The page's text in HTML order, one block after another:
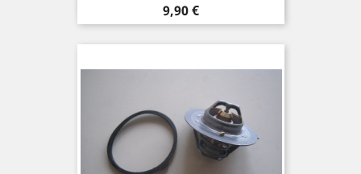
Prix
9,90 €